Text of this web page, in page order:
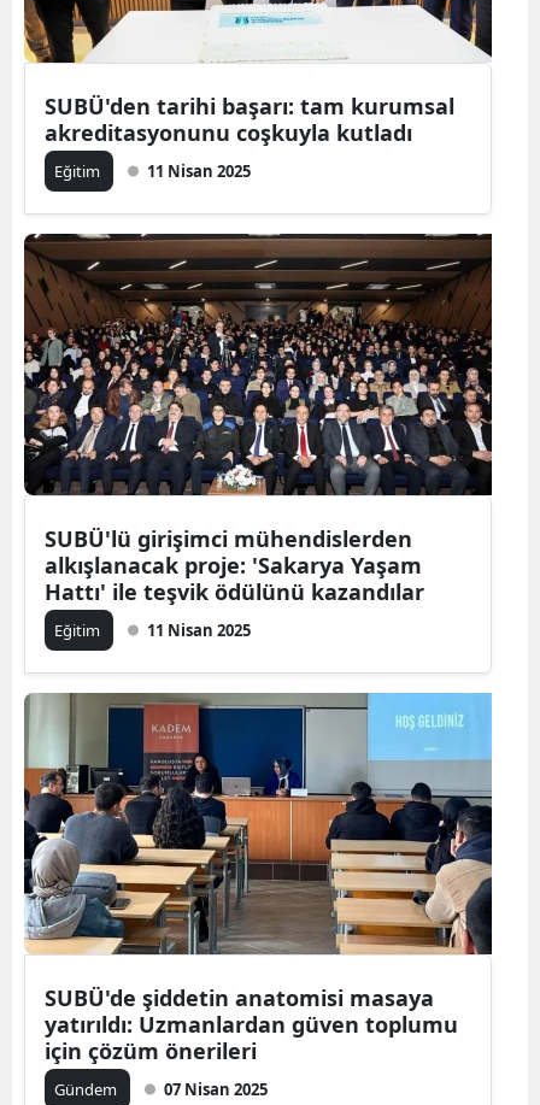
SUBÜ'den tarihi başarı: tam kurumsal
akreditasyonunu coşkuyla kutladı
Eğitim 11 Nisan 2025
SUBÜ'lü girişimci mühendislerden
alkışlanacak proje: 'Sakarya Yaşam
Hattı' ile teşvik ödülünü kazandılar
Eğitim 11 Nisan 2025
SUBÜ'de şiddetin anatomisi masaya
yatırıldı: Uzmanlardan güven toplumu
için çözüm önerileri
Gündem 07 Nisan 2025